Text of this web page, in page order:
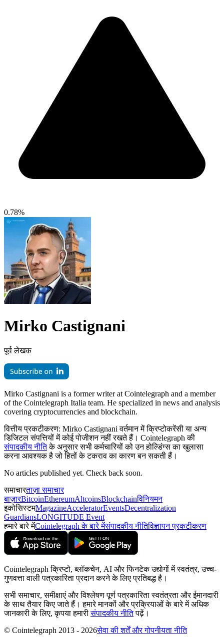
0.78%
Mirko Castignani
पूर्व लेखक
Mirko Castignani is a former writer at Cointelegraph and a member
of the Cointelegraph Italia team. He specialized in news and analysis
covering cryptocurrencies and blockchain.
वित्तीय प्रकटीकरण: Mirko Castignani वर्तमान में क्रिप्टोकरेंसी या अन्य
डिजिटल संपत्तियों में कोई पोजीशन नहीं रखते हैं। Cointelegraph की
संपादकीय नीतिके अनुसार सभी कर्मचारियों को उन होल्डिंग्स का खुलासा
करना आवश्यक है जो हितों के टकराव का कारण बन सकती हैं।
No articles published yet. Check back soon.
समाचारताज़ा समाचार
बाज़ारBitcoinEthereumAltcoinsBlockchainविनियमन
इकोसिस्टमMagazineAcceleratorEventsDecentralization
GuardiansLONGITUDE Event
हमारे बारे मेंCointelegraph के बारे मेंसंपादकीय नीतिविज्ञापन प्रकटीकरण
Cointelegraph क्रिप्टो, ब्लॉकचेन, AI और फिनटेक उद्योगों में स्वतंत्र, उच्च-
गुणवत्ता वाली पत्रकारिता प्रदान करने के लिए प्रतिबद्ध है।
सभी समाचार, समीक्षाएं और विश्लेषण पूर्ण पत्रकारिता स्वतंत्रता और ईमानदारी
के साथ तैयार किए जाते हैं। हमारे मानकों और प्रक्रियाओं के बारे में अधिक
जानकारी के लिए, कृपया हमारीसंपादकीय नीतिपढ़ें।
© Cointelegraph 2013 - 2026सेवा की शर्तें और गोपनीयता नीति